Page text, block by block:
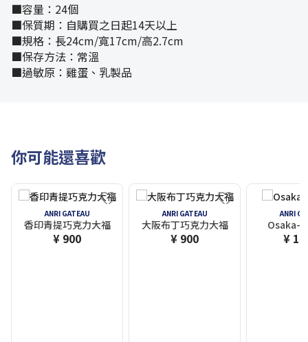
■容量：24個
■保質期：自購買之日起14天以上
■規格：長24cm/寬17cm/高2.7cm
■保存方法：常溫
■過敏原：雞蛋、乳製品
你可能還喜歡
ANRI GATEAU
香印青提巧克力大福
¥ 900
ANRI GATEAU
大阪布丁巧克力大福
¥ 900
ANRI
Osaka-
¥